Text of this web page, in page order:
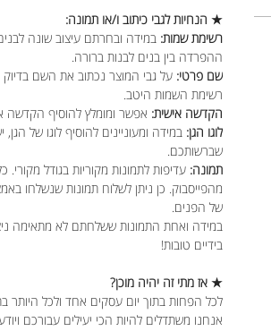
★ הנחיות לגבי כיתוב ו/או תמונה:
רשימת שמות: במידה ובחרתם עיצוב שונה
ההפרדה בין בנים לבנות ברורה.
שם פרטי: על גבי המוצר נכתוב את השם
רשימת השמות היטב.
הקדשה אישית: אפשר ומומלץ להוסיף הקדשה
לוגו הגן: במידה ומעוניינים להוסיף לוגו של
שברשותכם.
תמונה: עדיפות לתמונות מקוריות בגודל מקורי.
מהפייסבוק. כן ניתן לשלוח תמונות שנשלחו
של הפנים.
במידה ואחת התמונות ששלחתם לא מתאימה
בידיים טובות!
★ אז מתי זה יהיה מוכן?
לכל הפחות בתוך יום עסקים אחד ולכל היותר בתוך 5 ימי
אנחנו משתדלים להיות הכי יעילים עבורכם